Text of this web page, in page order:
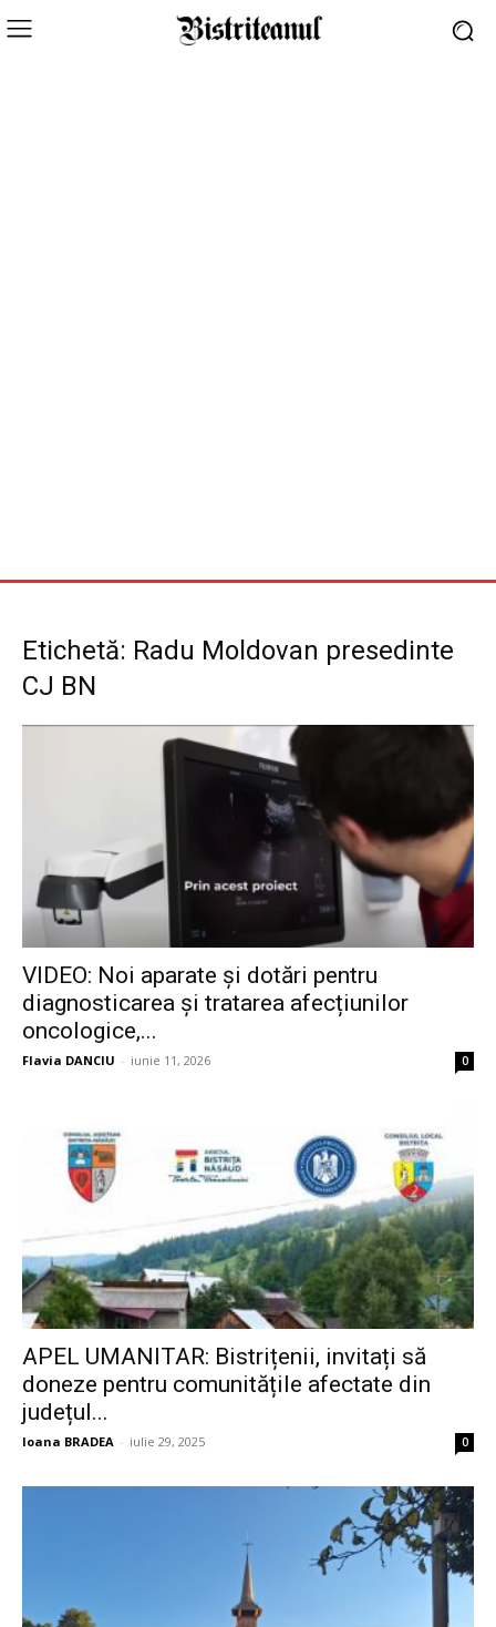
Etichetă: Radu Moldovan presedinte
CJ BN
VIDEO: Noi aparate și dotări pentru
diagnosticarea și tratarea afecțiunilor
oncologice,...
Flavia DANCIU - iunie 11, 2026 0
APEL UMANITAR: Bistrițenii, invitați să
doneze pentru comunitățile afectate din
județul...
Ioana BRADEA - iulie 29, 2025 0